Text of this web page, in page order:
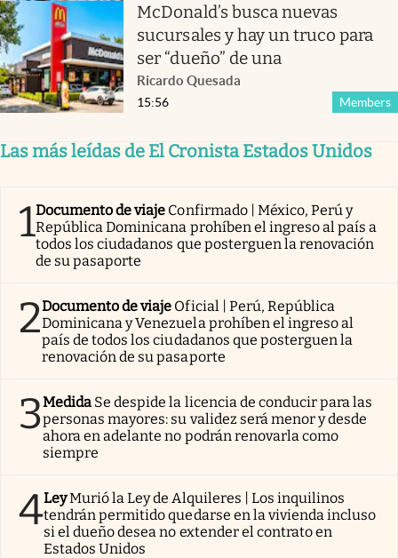
McDonald’s busca nuevas
sucursales y hay un truco para
ser “dueño” de una
Ricardo Quesada
Members
15:56
Las más leídas de El Cronista Estados Unidos
1Documento de viaje Confirmado | México, Perú y
República Dominicana prohíben el ingreso al país a
todos los ciudadanos que posterguen la renovación
de su pasaporte
2Documento de viaje Oficial | Perú, República
Dominicana y Venezuela prohíben el ingreso al
país de todos los ciudadanos que posterguen la
renovación de su pasaporte
3Medida Se despide la licencia de conducir para las
personas mayores: su validez será menor y desde
ahora en adelante no podrán renovarla como
siempre
4LeyMurió la Ley de Alquileres | Los inquilinos
tendrán permitido quedarse en la vivienda incluso
si el dueño desea no extender el contrato en
Estados Unidos